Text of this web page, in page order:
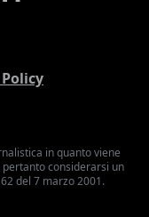
in quanto viene
considerarsi un
del 7 marzo 2001.